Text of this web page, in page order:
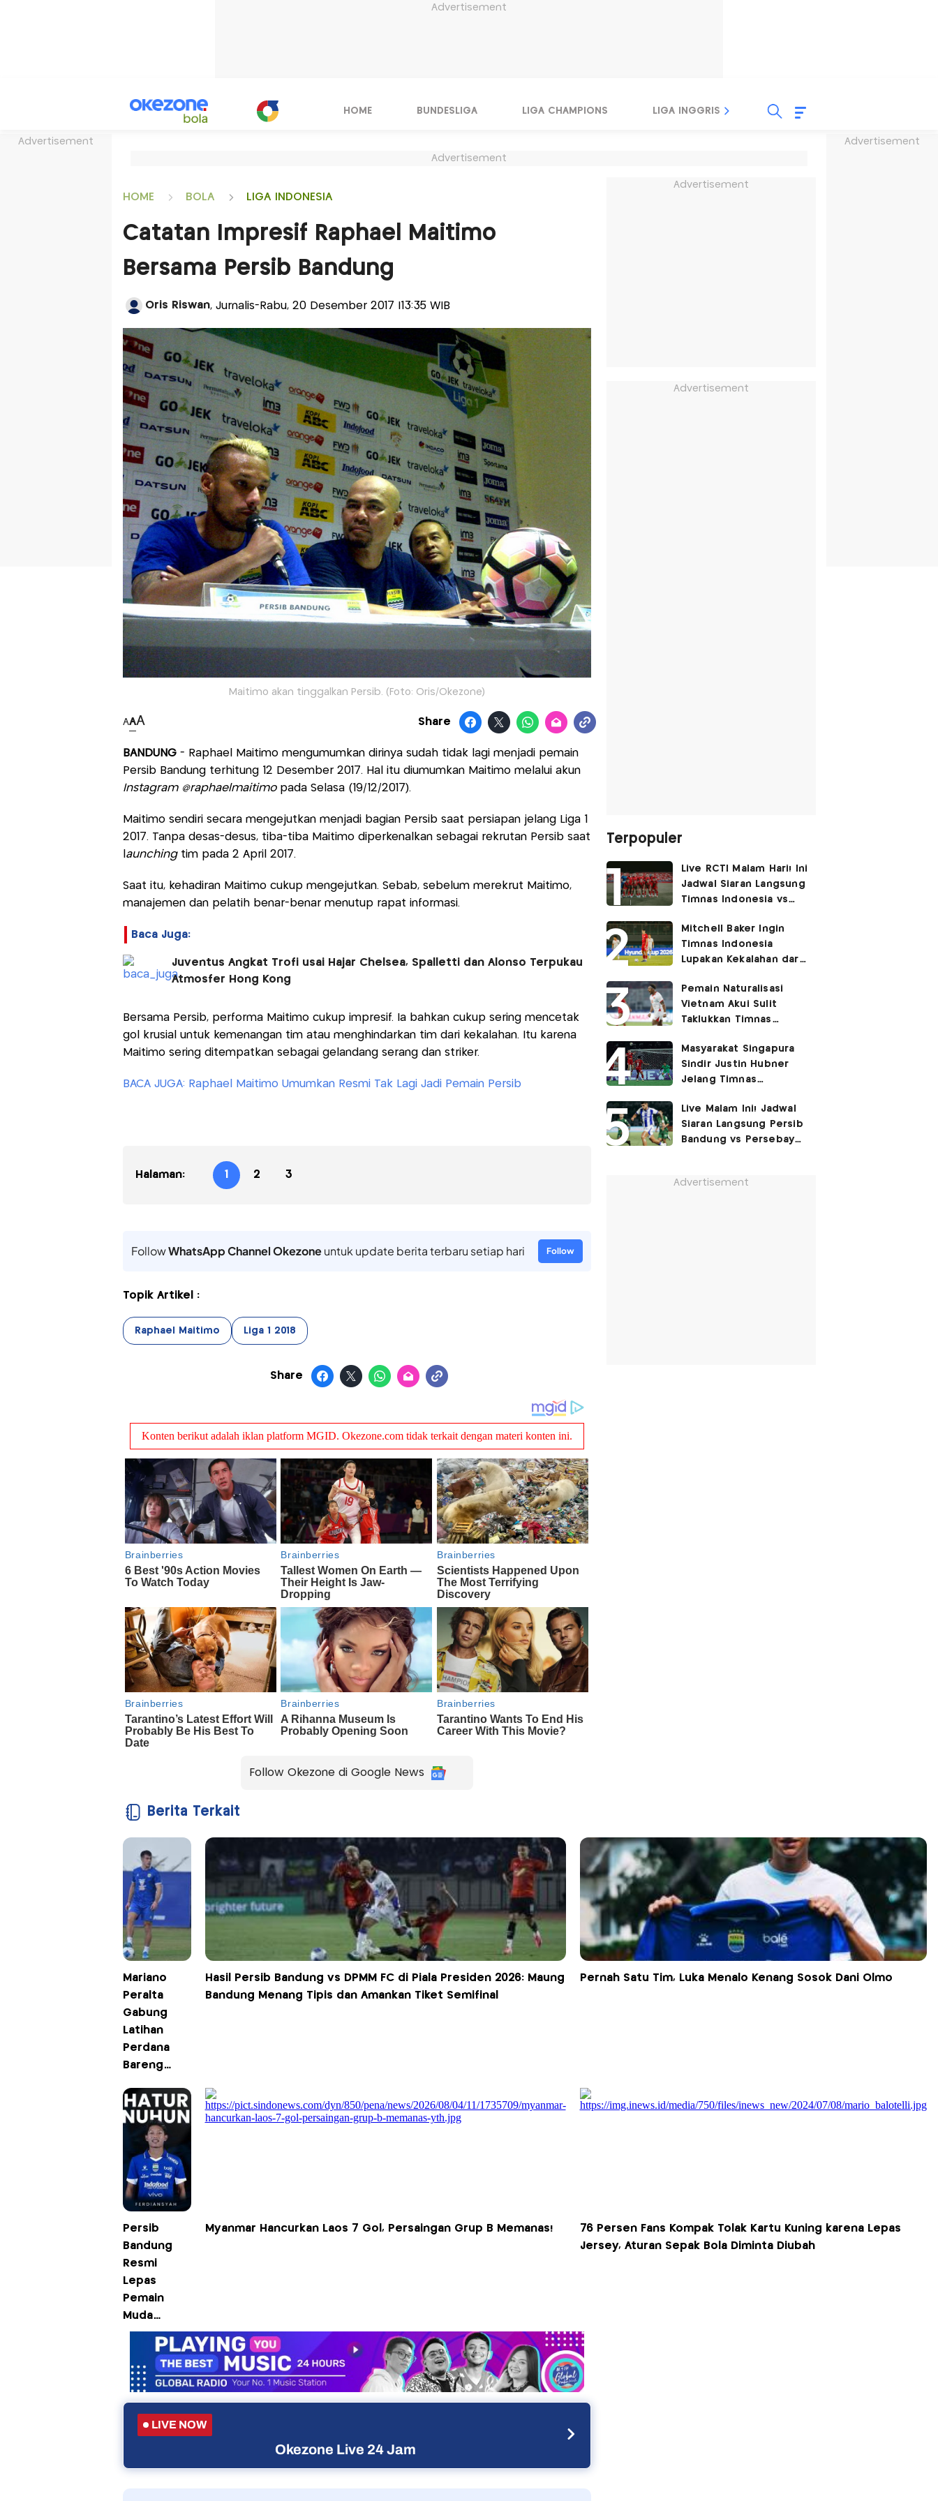
Advertisement
Advertisement Advertisement
HOME BUNDESLIGA LIGA CHAMPIONS LIGA INGGRIS LIGA ITALIA
Advertisement
HOME BOLA LIGA INDONESIA
Catatan Impresif Raphael Maitimo
Bersama Persib Bandung
Oris Riswan, Jurnalis-Rabu, 20 Desember 2017 |13:35 WIB
Maitimo akan tinggalkan Persib. (Foto: Oris/Okezone)
AAA Share
BANDUNG- Raphael Maitimo mengumumkan dirinya sudah tidak lagi menjadi pemain
Persib Bandung terhitung 12 Desember 2017. Hal itu diumumkan Maitimo melalui akun
Instagram @raphaelmaitimopada Selasa (19/12/2017).
Maitimo sendiri secara mengejutkan menjadi bagian Persib saat persiapan jelang Liga 1
2017. Tanpa desas-desus, tiba-tiba Maitimo diperkenalkan sebagai rekrutan Persib saat
aunchingtim pada 2 April 2017.
Saat itu, kehadiran Maitimo cukup mengejutkan. Sebab, sebelum merekrut Maitimo,
manajemen dan pelatih benar-benar menutup rapat informasi.
Baca Juga:
Juventus Angkat Trofi usai Hajar Chelsea, Spalletti dan Alonso Terpukau
Atmosfer Hong Kong
Bersama Persib, performa Maitimo cukup impresif. Ia bahkan cukup sering mencetak
gol krusial untuk kemenangan tim atau menghindarkan tim dari kekalahan. Itu karena
Maitimo sering ditempatkan sebagai gelandang serang dan striker.
BACA JUGA: Raphael Maitimo Umumkan Resmi Tak Lagi Jadi Pemain Persib
Halaman: 1 2 3
FollowWhatsApp Channel Okezoneuntuk update berita terbaru setiap hari Follow
Topik Artikel :
Raphael Maitimo Liga 1 2018
Share
Follow Okezone di Google News
Berita Terkait
Mariano
Peralta
Gabung
Latihan
Perdana
Bareng
Bandung,
Tetap
Absen
Lawan
Tampines
Rovers
Hasil Persib Bandung vs DPMM FC di Piala Presiden 2026: Maung
Bandung Menang Tipis dan Amankan Tiket Semifinal
Pernah Satu Tim, Luka Menalo Kenang Sosok Dani Olmo
Persib
Bandung
Resmi
Lepas
Pemain
Muda
Ferdiansyah
Cecep
Myanmar Hancurkan Laos 7 Gol, Persaingan Grup B Memanas!
76 Persen Fans Kompak Tolak Kartu Kuning karena Lepas
Jersey, Aturan Sepak Bola Diminta Diubah
LIVE NOW
Okezone Live 24 Jam
Advertisement
Advertisement
Terpopuler
Live RCTI Malam Hari! Ini
Jadwal Siaran Langsung
Timnas Indonesia vs
2026
Mitchell Baker Ingin
Timnas Indonesia
Lupakan Kekalahan dari
di Singapura!
Pemain Naturalisasi
Vietnam Akui Sulit
Taklukkan Timnas
Lawan
Masyarakat Singapura
Sindir Justin Hubner
Jelang Timnas
Ia Seolah-olah Lahir di
Permukiman Kumuh
Jakarta Barat!
Live Malam Ini! Jadwal
Siaran Langsung Persib
Bandung vs Persebaya
Advertisement